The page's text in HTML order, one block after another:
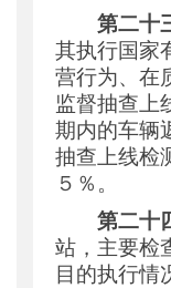
第二十
其执行国家
营行为、在
监督抽查上
期内的车辆
抽查上线检
５％。
第二十
站，主要检
目的执行情